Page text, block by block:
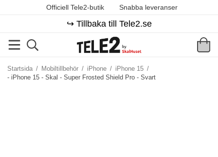
Officiell Tele2-butik Snabba leveranser
↪️ Tillbaka till Tele2.se
Startsida / Mobiltillbehör / iPhone / iPhone 15 /
- iPhone 15 - Skal - Super Frosted Shield Pro - Svart